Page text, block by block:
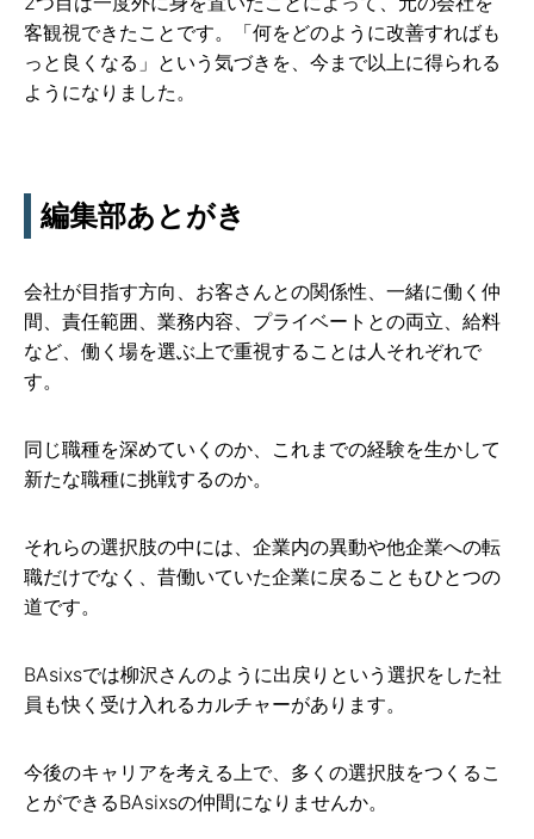
客観視できたことです。「何をどのように改善すればも
っと良くなる」という気づきを、今まで以上に得られる
ようになりました。
編集部あとがき
会社が目指す方向、お客さんとの関係性、一緒に働く仲
間、責任範囲、業務内容、プライベートとの両立、給料
など、働く場を選ぶ上で重視することは人それぞれで
す。
同じ職種を深めていくのか、これまでの経験を生かして
新たな職種に挑戦するのか。
それらの選択肢の中には、企業内の異動や他企業への転
職だけでなく、昔働いていた企業に戻ることもひとつの
道です。
BAsixsでは柳沢さんのように出戻りという選択をした社
員も快く受け入れるカルチャーがあります。
今後のキャリアを考える上で、多くの選択肢をつくるこ
とができるBAsixsの仲間になりませんか。